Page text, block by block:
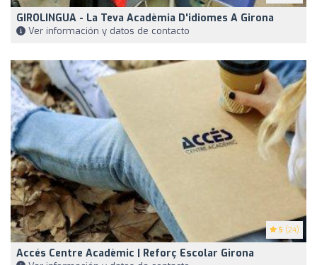
GIROLINGUA - La Teva Acadèmia D'idiomes A Girona
Ver información y datos de contacto
5 (24)
Accés Centre Acadèmic | Reforç Escolar Girona